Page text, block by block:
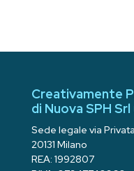
Creativamente
di Nuova SPH Srl
Sede legale via
20131 Milano
REA: 1992807